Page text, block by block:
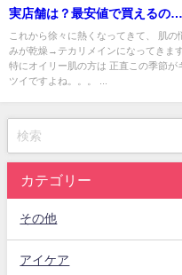
実店舗は？最安値で買えるのは
どこ？
これから徐々に熱くなってきて、 肌の
みが乾燥→テカリメインになってきます
特にオイリー肌の方は 正直この季節が
ツイですよね。。。 ...
カテゴリー
その他
アイケア